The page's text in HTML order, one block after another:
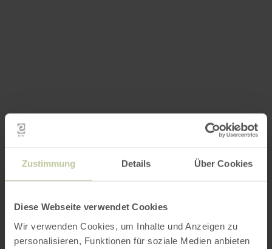
Zustimmung Details Über Cookies
Diese Webseite verwendet Cookies
Wir verwenden Cookies, um Inhalte und Anzeigen zu
personalisieren, Funktionen für soziale Medien anbieten